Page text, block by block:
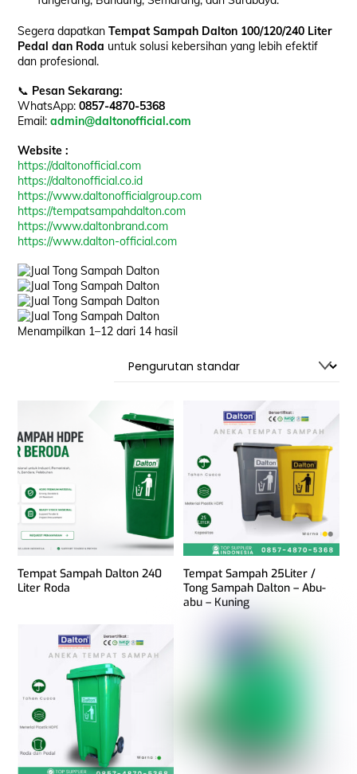
Segera dapatkanTempat Sampah Dalton 100/120/240 Liter
Pedal dan Roda untuk solusi kebersihan yang lebih efektif
dan profesional.
📞 Pesan Sekarang:
WhatsApp:0857-4870-5368
Email:admin@daltonofficial.com
Website :
https://daltonofficial.com
https://daltonofficial.co.id
https://www.daltonofficialgroup.com
https://tempatsampahdalton.com
https://www.daltonbrand.com
https://www.dalton-official.com
Menampilkan 1–12 dari 14 hasil
Tempat Sampah Dalton 240
Liter Roda
Tempat Sampah 25Liter /
Tong Sampah Dalton – Abu-
abu – Kuning